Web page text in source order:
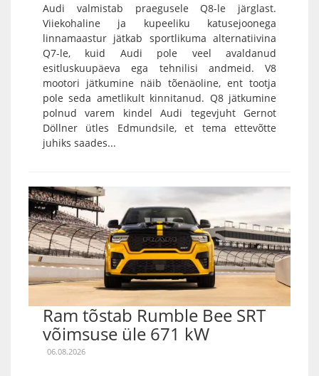
Audi valmistab praegusele Q8-le järglast.
Viiekohaline ja kupeeliku katusejoonega
linnamaastur jätkab sportlikuma alternatiivina
Q7-le, kuid Audi pole veel avaldanud
esitluskuupäeva ega tehnilisi andmeid. V8
mootori jätkumine näib tõenäoline, ent tootja
pole seda ametlikult kinnitanud. Q8 jätkumine
polnud varem kindel Audi tegevjuht Gernot
Döllner ütles Edmundsile, et tema ettevõtte
juhiks saades...
Ram tõstab Rumble Bee SRT
võimsuse üle 671 kW
06.08.2026